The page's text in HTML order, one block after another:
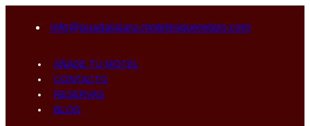
info@guadalajara.motelesqueretaro.com
AÑADE TU MOTEL
CONTACTO
RESERVAS
BLOG